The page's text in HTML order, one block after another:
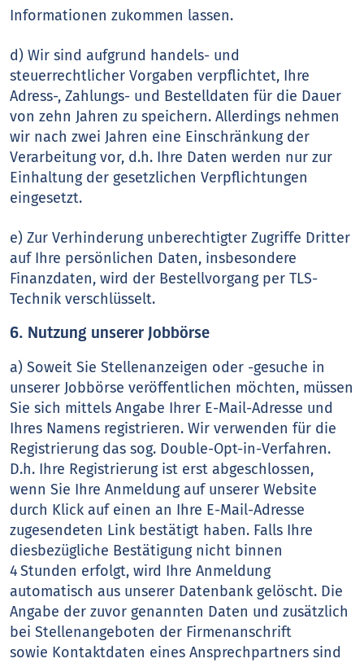
Informationen zukommen lassen.
d) Wir sind aufgrund handels- und
steuerrechtlicher Vorgaben verpflichtet, Ihre
Adress-, Zahlungs- und Bestelldaten für die Dauer
von zehn Jahren zu speichern. Allerdings nehmen
wir nach zwei Jahren eine Einschränkung der
Verarbeitung vor, d.h. Ihre Daten werden nur zur
Einhaltung der gesetzlichen Verpflichtungen
eingesetzt.
e) Zur Verhinderung unberechtigter Zugriffe Dritter
auf Ihre persönlichen Daten, insbesondere
Finanzdaten, wird der Bestellvorgang per TLS-
Technik verschlüsselt.
6. Nutzung unserer Jobbörse
a) Soweit Sie Stellenanzeigen oder -gesuche in
unserer Jobbörse veröffentlichen möchten, müssen
Sie sich mittels Angabe Ihrer E-Mail-Adresse und
Ihres Namens registrieren. Wir verwenden für die
Registrierung das sog. Double-Opt-in-Verfahren.
D.h. Ihre Registrierung ist erst abgeschlossen,
wenn Sie Ihre Anmeldung auf unserer Website
durch Klick auf einen an Ihre E-Mail-Adresse
zugesendeten Link bestätigt haben. Falls Ihre
diesbezügliche Bestätigung nicht binnen
4 Stunden erfolgt, wird Ihre Anmeldung
automatisch aus unserer Datenbank gelöscht. Die
Angabe der zuvor genannten Daten und zusätzlich
bei Stellenangeboten der Firmenanschrift
sowie Kontaktdaten eines Ansprechpartners sind